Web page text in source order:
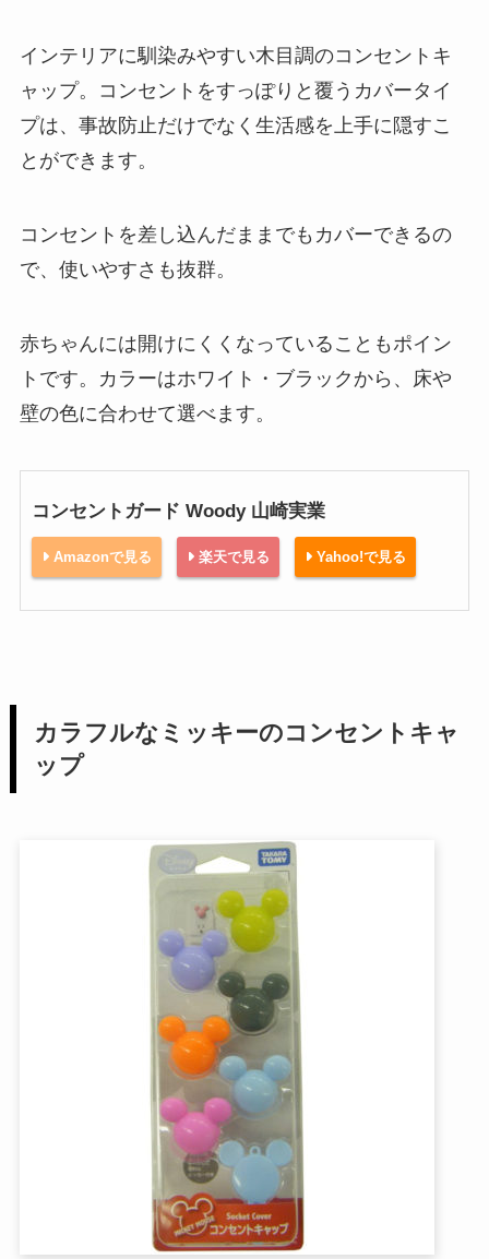
インテリアに馴染みやすい木目調のコンセントキ
ャップ。コンセントをすっぽりと覆うカバータイ
プは、事故防止だけでなく生活感を上手に隠すこ
とができます。
コンセントを差し込んだままでもカバーできるの
で、使いやすさも抜群。
赤ちゃんには開けにくくなっていることもポイン
トです。カラーはホワイト・ブラックから、床や
壁の色に合わせて選べます。
コンセントガード Woody 山崎実業
Amazonで見る 楽天で見る Yahoo!で見る
カラフルなミッキーのコンセントキャ
ップ